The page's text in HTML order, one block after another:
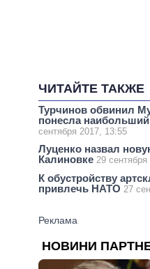
ЧИТАЙТЕ ТАКЖЕ
Турчинов обвинил
понесла
сентября 2017, 13:55
Луценко назвал
Калиновке 29
К обустройству
привлечь НАТО 27